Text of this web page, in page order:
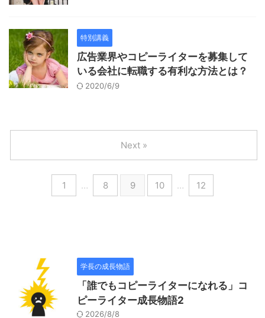
特別講義
広告業界やコピーライターを募集して
いる会社に転職する有利な方法とは？
2020/6/9
1 … 8 9 10 … 12
Next »
学長の成長物語
「誰でもコピーライターになれる」コ
ピーライター成長物語2
2026/8/8